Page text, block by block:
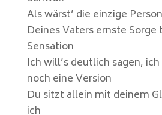
Als wärst’ die einzige
Deines Vaters ernste Sorge
Sensation
Ich will’s deutlich sagen,
noch eine Version
Du sitzt allein mit deinem
ich